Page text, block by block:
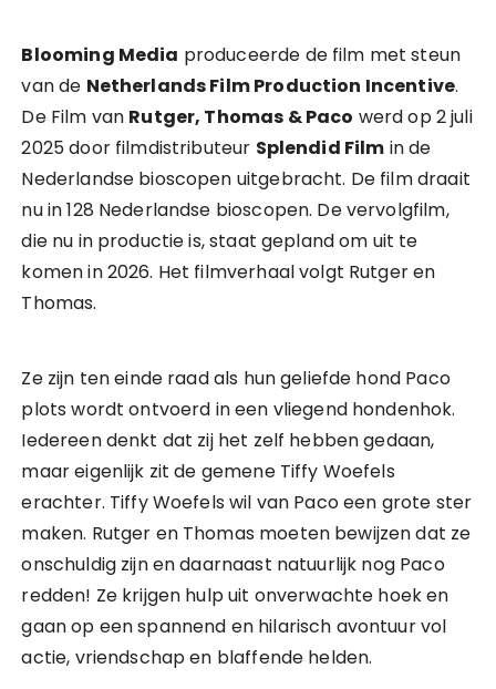
Blooming Media produceerde de film met steun
van de Netherlands Film Production Incentive.
De Film van Rutger, Thomas & Paco werd op 2 juli
2025 door filmdistributeur Splendid Film in de
Nederlandse bioscopen uitgebracht. De film draait
nu in 128 Nederlandse bioscopen. De vervolgfilm,
die nu in productie is, staat gepland om uit te
komen in 2026. Het filmverhaal volgt Rutger en
Thomas.
Ze zijn ten einde raad als hun geliefde hond Paco
plots wordt ontvoerd in een vliegend hondenhok.
Iedereen denkt dat zij het zelf hebben gedaan,
maar eigenlijk zit de gemene Tiffy Woefels
erachter. Tiffy Woefels wil van Paco een grote ster
maken. Rutger en Thomas moeten bewijzen dat ze
onschuldig zijn en daarnaast natuurlijk nog Paco
redden! Ze krijgen hulp uit onverwachte hoek en
gaan op een spannend en hilarisch avontuur vol
actie, vriendschap en blaffende helden.